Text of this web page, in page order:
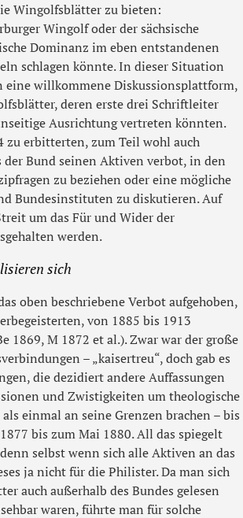
Wingolfsblätter zu bieten:
Wingolf oder der sächsische
Dominanz im eben entstandenen
schlagen könnte. In dieser Situation
willkommene Diskussionsplattform,
deren erste drei Schriftleiter
Ausrichtung vertreten könnten.
zu erbitterten, zum Teil wohl auch
Bund seinen Aktiven verbot, in den
zu beziehen oder eine mögliche
Bundesinstituten zu diskutieren. Auf
um das Für und Wider der
werden.
sich
oben beschriebene Verbot aufgehoben,
von 1885 bis 1913
1869, M 1872 et al.). Zwar war der große
– „kaisertreu“, doch gab es
die dezidiert andere Auffassungen
und Zwistigkeiten um theologische
einmal an seine Grenzen brachen – bis
bis zum Mai 1880. All das spiegelt
selbst wenn sich alle Aktiven an das
ja nicht für die Philister. Da man sich
auch außerhalb des Bundes gelesen
waren, führte man für solche